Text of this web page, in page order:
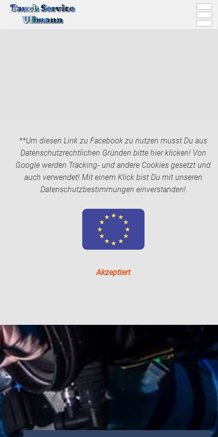
**Um diesen Link zu Facebook zu nutzen musst Du aus
Datenschutzrechtlichen Gründen bitte hier klicken! Von
Google werden Tracking- und andere Cookies gesetzt und
auch verwendet! Mit einem Klick bist Du mit unseren
Datenschutzbestimmungen einverstanden!
Akzeptiert